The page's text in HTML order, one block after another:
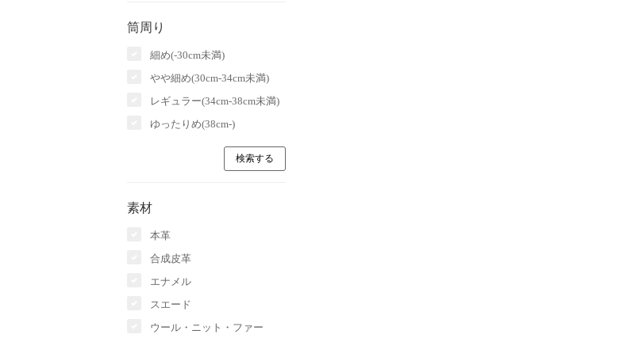
筒周り
細め(-30cm未満)
やや細め(30cm-34cm未満)
レギュラー(34cm-38cm未満)
ゆったりめ(38cm-)
素材
本革
合成皮革
エナメル
スエード
ウール・ニット・ファー